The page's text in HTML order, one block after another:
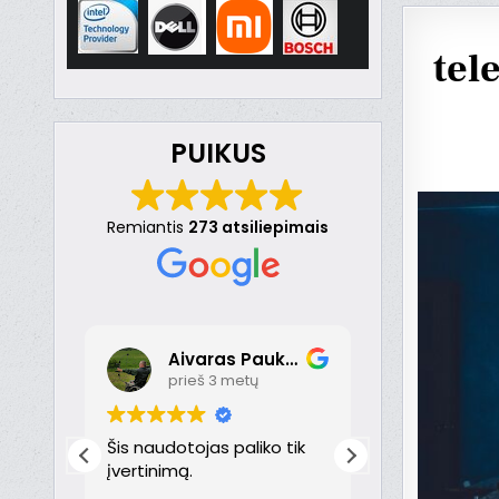
PUIKUS
Remiantis 273 atsiliepimais
Aivaras Paukste
prieš 3 metų
Šis naudotojas paliko tik
įvertinimą.
prieš